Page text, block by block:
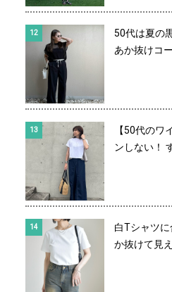
50代は夏の
あか抜けコ
【50代のワ
ンしない！
白Tシャツ
か抜けて見